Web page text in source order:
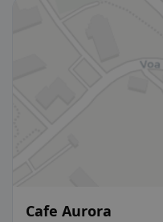
Cafe Aurora